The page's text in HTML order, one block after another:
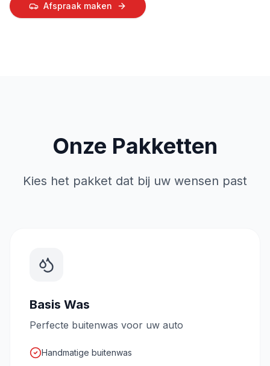
Afspraak maken
Onze Pakketten
Kies het pakket dat bij uw wensen past
Basis Was
Perfecte buitenwas voor uw auto
Handmatige buitenwas